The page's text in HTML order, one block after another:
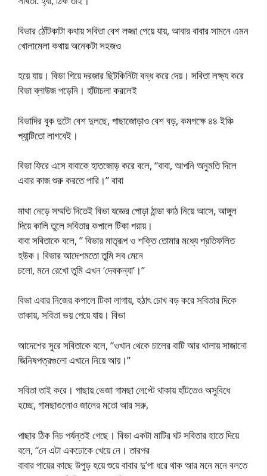
বিভার ঠোঁটকাটা কথায় সবিতা বেশ লজ্জা পেয়ে যায়, আবার বাবার সামনে এমন
খোলামেলা কথায় অনেকটা সহজও
হয়ে যায়। বিভা গিয়ে দরজার ছিটকিনিটা বন্ধ করে দেয়। সবিতা লক্ষ্য করে
বিভা ব্লাউজ পড়েনি। হাঁটাচলা করলেই
বিভাদির বুক দুটো বেশ দুলছে, পাছাজোড়াও বেশ বড়, কমপক্ষে ৪৪ ইঞ্চি
প্যান্টিতো লাগবেই।
বিভা ফিরে এসে বাবাকে হাতজোড় করে বলে, “বাবা, আপনি অনুমতি দিলে
এবার কাজ শুরু করতে পারি।” বাবা
মাথা নেড়ে সম্মতি দিতেই বিভা যজ্ঞের পোড়া ঠান্ডা কাঠ নিয়ে আসে, আঙ্গুল
দিয়ে কালি তুলে সবিতার কপালে টিকা পরায়।
বাবা সবিতাকে বলে, ” বিভার মাতৃরূপ ও শক্তি তোমার মধ্যে প্রতিফলিত
হউক। বিভার আদেশমতো তুমি সব মেনে
চলো, মনে রেখো তুমি এখন ‘দেবকন্যা’।”
বিভা এবার নিজের কপালে টিকা লাগায়, হঠাৎ চোখ বড় করে সবিতার দিকে
তাকায়, সবিতা ভয় পেয়ে যায়। বিভা
আদেশের সুরে সবিতাকে বলে, “ওখান থেকে চালের বাটি আর থালায় সাজানো
জিনিষপত্রগুলো এখানে নিয়ে আয়।”
সবিতা তাই করে। পাছায় ভেজা গামছা লেপ্টে থাকায় হাঁটতেও অসুবিধে
হচ্ছে, গামছাগুলোও জালের মতো আর সরু,
পাছার ঠিক নিচ পর্যন্তই গেছে। বিভা একটা মাটির ঘট সবিতার হাতে দিয়ে
বলে, “নে এটা একঢোকে খেয়ে নে। তারপর
বাবার পায়ের কাছে উপুড় হয়ে শুয়ে বাবার দু’পা ধরে থাক আর মনে মনে বলতে